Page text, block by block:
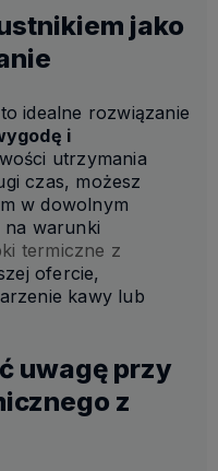
jako
idealne rozwiązanie
i
utrzymania
czas, możesz
w dowolnym
na warunki
termiczne z
ofercie,
kawy lub
uwagę przy
z